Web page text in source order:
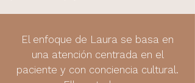
El enfoque de Laura se basa en
una atención centrada en el
paciente y con conciencia cultural.